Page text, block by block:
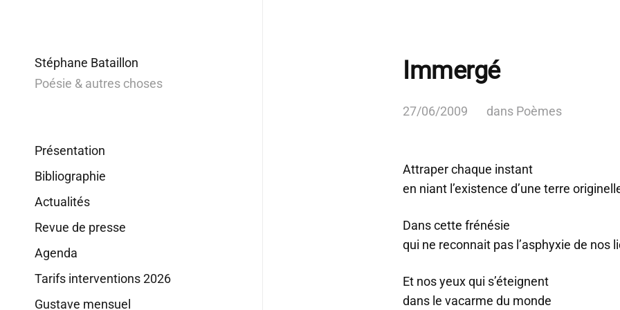
Stéphane Bataillon
Poésie & autres choses
Présentation
Bibliographie
Actualités
Revue de presse
Agenda
Tarifs interventions 2026
Gustave mensuel
Immergé
27/06/2009 dans Poèmes
Attraper chaque instant
en niant l’existence d’une terre
Dans cette frénésie
qui ne reconnait pas l’asphyxie de nos
Et nos yeux qui s’éteignent
dans le vacarme du monde